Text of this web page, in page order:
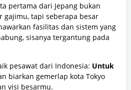
pertama dari Jepang bukan
gajimu, tapi seberapa besar
fasilitas dan sistem yang
sisanya tergantung pada
pesawat dari Indonesia: Untuk
biarkan gemerlap kota Tokyo
visi besarmu.